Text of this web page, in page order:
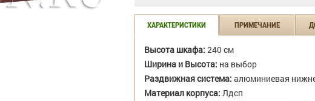
ХАРАКТЕРИСТИКИ ПРИМЕЧАНИЕ
Высота шкафа: 240 см
Ширина и Высота: на выбор
Раздвижная система: алюминиевая
Материал корпуса: Лдсп